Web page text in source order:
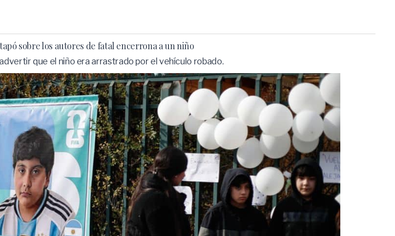
sobre los autores de fatal encerrona a un niño
que el niño era arrastrado por el vehículo robado.